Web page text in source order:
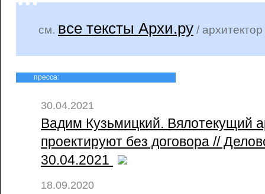
см. все тексты Архи.ру /
пресса:
30.04.2021
Вадим Кузьмицкий. Вялотекущий
проектируют без договора //
30.04.2021
18.09.2020